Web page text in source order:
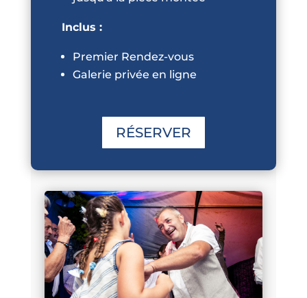
Inclus :
Premier Rendez-vous
Galerie privée en ligne
RÉSERVER